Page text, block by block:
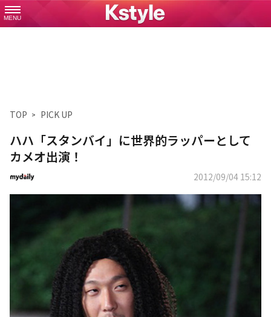
MENU
TOP PICK UP
ハハ「スタンバイ」に世界的ラッパーとして
カメオ出演！
2012/09/04 15:12